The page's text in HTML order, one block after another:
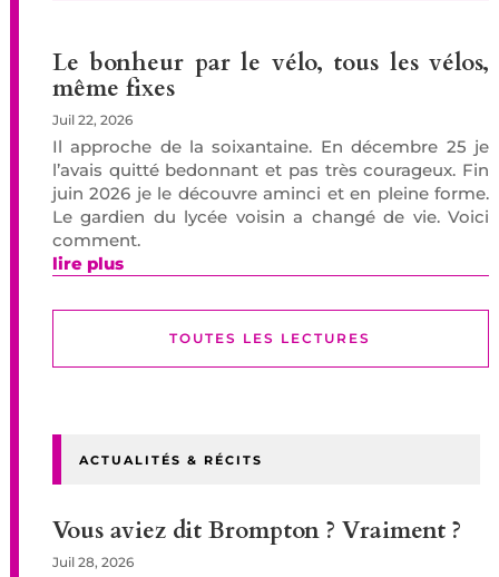
Le bonheur par le vélo, tous les vélos,
même fixes
Juil 22, 2026
Il approche de la soixantaine. En décembre 25 je
l’avais quitté bedonnant et pas très courageux. Fin
juin 2026 je le découvre aminci et en pleine forme.
Le gardien du lycée voisin a changé de vie. Voici
comment.
lire plus
TOUTES LES LECTURES
ACTUALITÉS & RÉCITS
Vous aviez dit Brompton ? Vraiment ?
Juil 28, 2026